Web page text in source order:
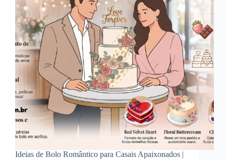
Ideias de Bolo Romântico para Casais Apaixonados |